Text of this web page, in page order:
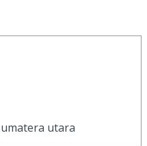
utara